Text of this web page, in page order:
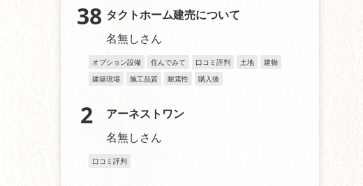
38 タクトホーム建売について
名無しさん
オプション設備 住んでみて 口コミ評判 土地
建物
建築現場
施工品質 耐震性 購入後
2
アーネストワン
名無しさん
口コミ評判